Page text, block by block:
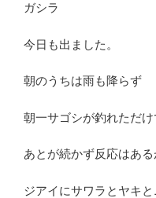
ガシラ
今日も出ました。
朝のうちは雨も降らず
朝一サゴシが釣れただけ
あとが続かず反応はあ
ジアイにサワラとヤキ